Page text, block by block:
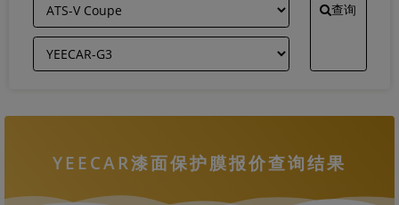
查询
YEECAR漆面保护膜报价查询结果